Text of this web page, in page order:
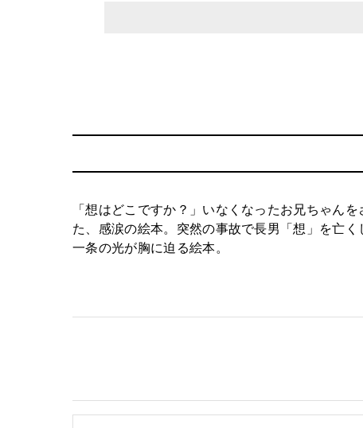
「想はどこですか？」いなくなったお兄ちゃん
た、感涙の絵本。突然の事故で長男「想」を亡
一条の光が胸に迫る絵本。